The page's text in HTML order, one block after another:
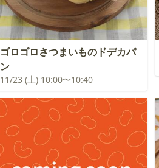
ゴロゴロさつまいものドデカパ
ン
11/23 (土) 10:00〜10:40